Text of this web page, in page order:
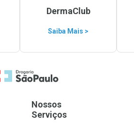
DermaClub
Saiba Mais >
a Home
Nossos
Serviços